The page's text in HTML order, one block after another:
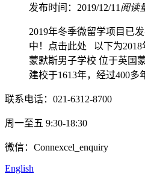
发布时间：2019/12/11 阅读
2019年冬季微留学项目已
中！点击此处 以下为
蒙默斯男子学校 位于英国
建校于1613年，经过400多
联系电话：021-6312-8700
周一至五 9:30-18:30
微信：Connexcel_enquiry
English